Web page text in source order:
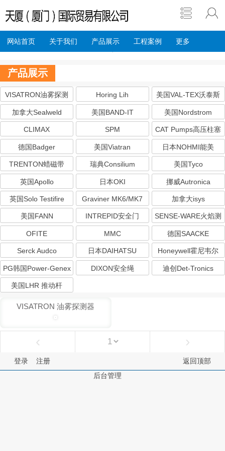
网站首页 关于我们 产品展示 工程案例 更多
产品展示
VISATRON油雾探测
器
Horing Lih 美国VAL-TEX沃泰斯
加拿大Sealweld 美国BAND-IT 美国Nordstrom
CLIMAX SPM
CAT Pumps高压柱塞
泵
德国Badger 美国Viatran 日本NOHMI能美
TRENTON蜡磁带
瑞典Consilium
Salwico
美国Tyco
英国Apollo 日本OKI 挪威Autronica
英国Solo Testifire Graviner MK6/MK7 加拿大isys
美国FANN INTREPID安全门
SENSE-WARE火焰测
试仪
OFITE MMC 德国SAACKE
Serck Audco 日本DAIHATSU Honeywell霍尼韦尔
PG韩国Power-Genex DIXON安全绳 迪创Det-Tronics
美国LHR 推动杆
VISATRON 油雾探测器
‹ ›
登录 注册
返回顶部
后台管理